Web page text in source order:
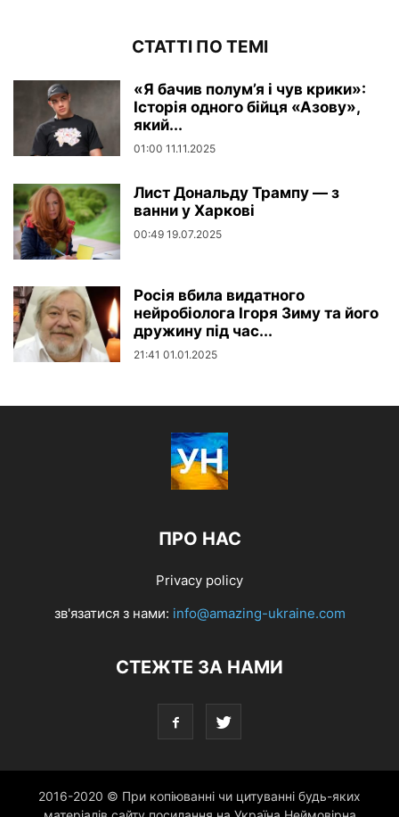
СТАТТІ ПО ТЕМІ
«Я бачив полум’я і чув крики»:
Історія одного бійця «Азову»,
який...
01:00 11.11.2025
Лист Дональду Трампу — з
ванни у Харкові
00:49 19.07.2025
Росія вбила видатного
нейробіолога Ігоря Зиму та його
дружину під час...
21:41 01.01.2025
ПРО НАС
Privacy policy
зв'язатися з нами: info@amazing-ukraine.com
СТЕЖТЕ ЗА НАМИ
2016-2020 © При копіюванні чи цитуванні будь-яких